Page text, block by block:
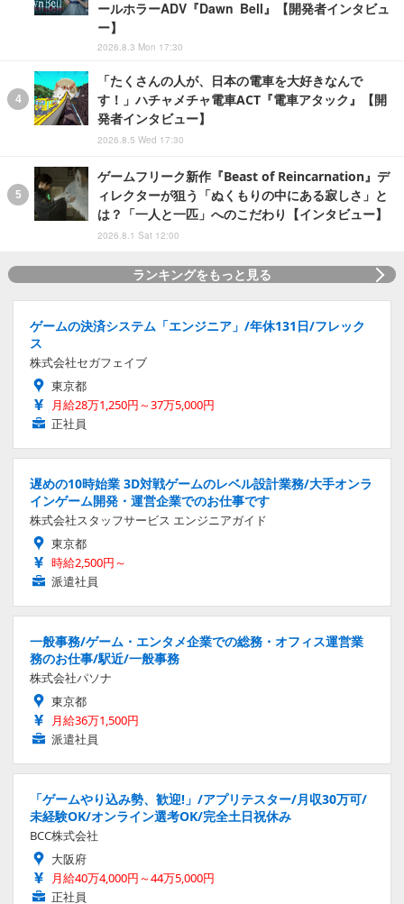
ールホラーADV『Dawn Bell』【開発者インタビュ
ー】
2026.8.3 Mon 17:30
「たくさんの人が、日本の電車を大好きなんで
す！」ハチャメチャ電車ACT『電車アタック』【開
発者インタビュー】
2026.8.5 Wed 17:30
ゲームフリーク新作『Beast of Reincarnation』デ
ィレクターが狙う「ぬくもりの中にある寂しさ」と
は？「一人と一匹」へのこだわり【インタビュー】
2026.8.1 Sat 12:00
ランキングをもっと見る
ゲームの決済システム「エンジニア」/年休131日/フレック
ス
株式会社セガフェイブ
東京都
月給28万1,250円～37万5,000円
正社員
遅めの10時始業 3D対戦ゲームのレベル設計業務/大手オンラ
インゲーム開発・運営企業でのお仕事です
株式会社スタッフサービス エンジニアガイド
東京都
時給2,500円～
派遣社員
一般事務/ゲーム・エンタメ企業での総務・オフィス運営業
務のお仕事/駅近/一般事務
株式会社パソナ
東京都
月給36万1,500円
派遣社員
「ゲームやり込み勢、歓迎!」/アプリテスター/月収30万可/
未経験OK/オンライン選考OK/完全土日祝休み
BCC株式会社
大阪府
月給40万4,000円～44万5,000円
正社員